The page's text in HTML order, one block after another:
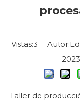
Vistas:3
Taller de